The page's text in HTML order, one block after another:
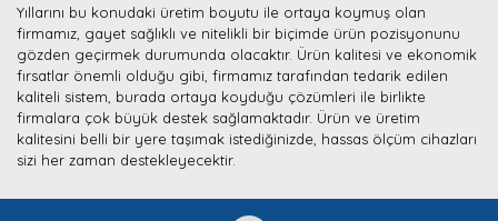
Yıllarını bu konudaki üretim boyutu ile ortaya koymuş olan
firmamız, gayet sağlıklı ve nitelikli bir biçimde ürün pozisyonunu
gözden geçirmek durumunda olacaktır. Ürün kalitesi ve ekonomik
fırsatlar önemli olduğu gibi, firmamız tarafından tedarik edilen
kaliteli sistem, burada ortaya koyduğu çözümleri ile birlikte
firmalara çok büyük destek sağlamaktadır. Ürün ve üretim
kalitesini belli bir yere taşımak istediğinizde, hassas ölçüm cihazları
sizi her zaman destekleyecektir.